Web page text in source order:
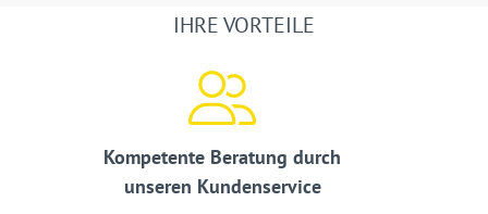
IHRE VORTEILE
Kompetente Beratung durch
unseren Kundenservice